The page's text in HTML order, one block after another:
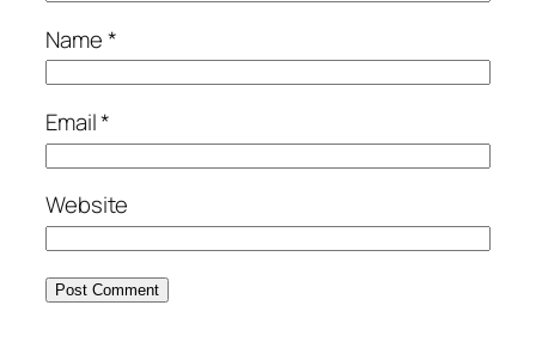
Name*
Email*
Website